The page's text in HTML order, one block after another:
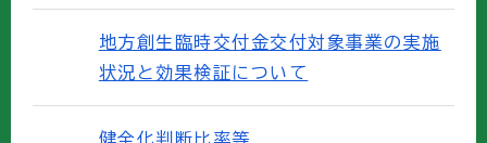
地方創生臨時交付金交付対象事業の実施
状況と効果検証について
健全化判断比率等